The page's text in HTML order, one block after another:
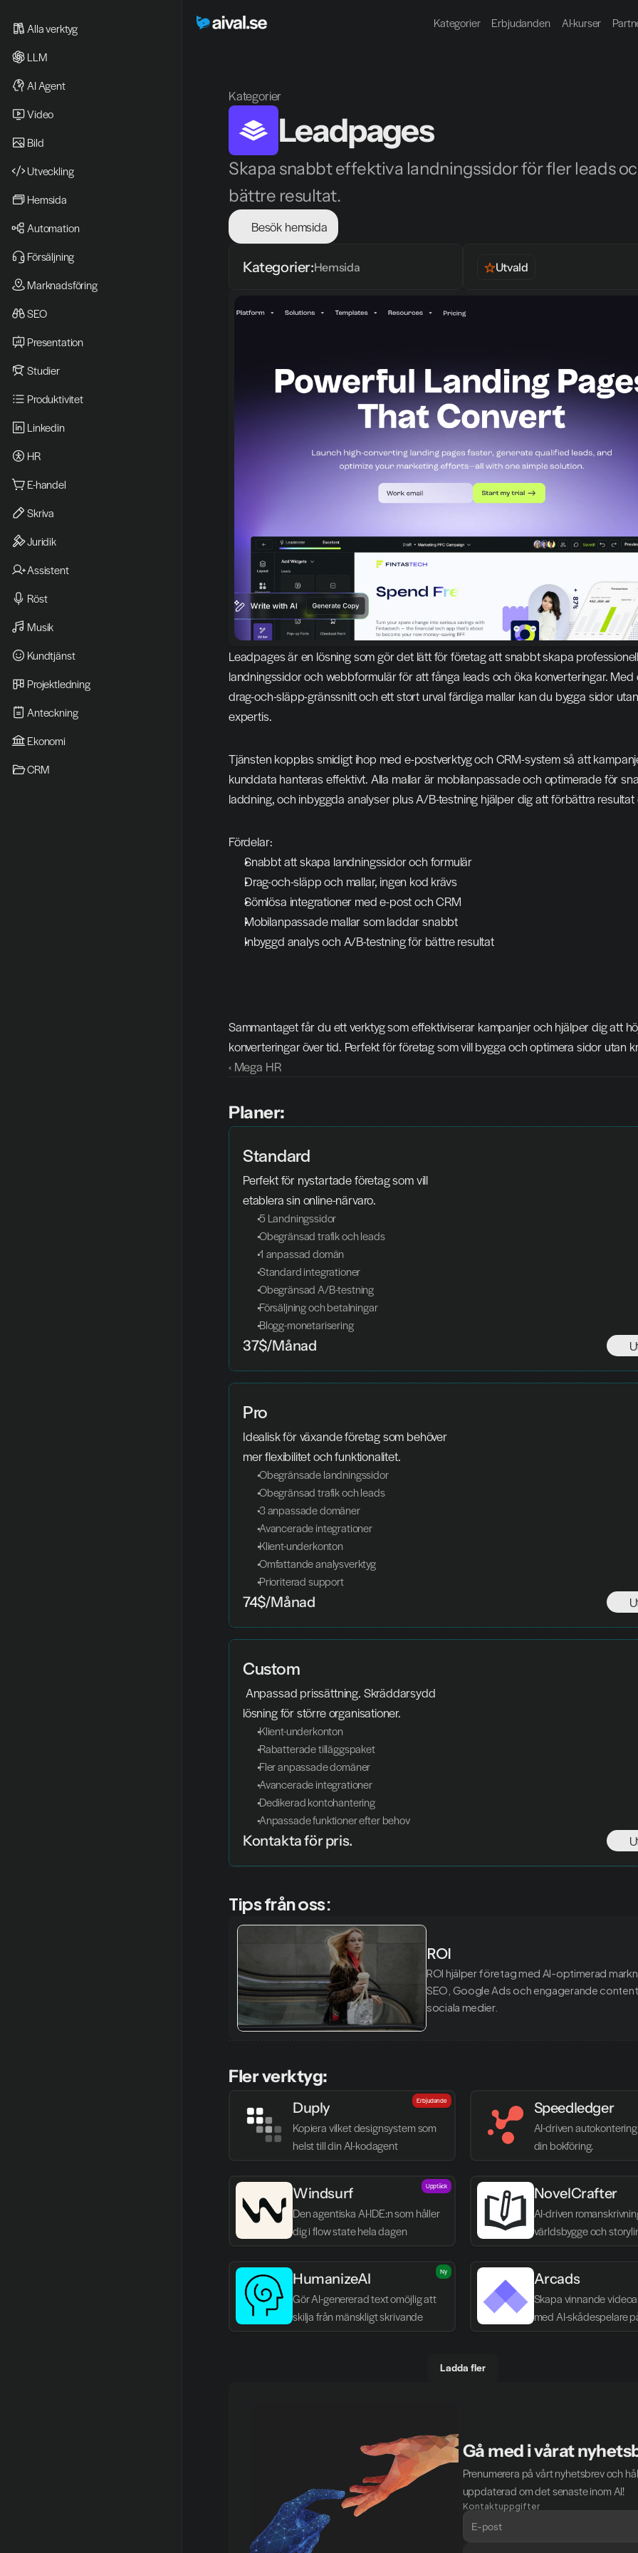
Kategorier Erbjudanden AI-kurser
Alla verktyg
LLM
AI Agent
Video
Bild
Utveckling
Hemsida
Automation
Försäljning
Marknadsföring
SEO
Presentation
Studier
Produktivitet
Linkedin
HR
E-handel
Skriva
Juridik
Assistent
Röst
Musik
Kundtjänst
Projektledning
Anteckning
Ekonomi
CRM
Kategorier
Leadpages
Skapa snabbt effektiva landningssidor för fler leads
bättre resultat.
Besök hemsida
Kategorier:Hemsida Utvald
Leadpages är en lösning som gör det lätt för företag att snabbt skapa
landningssidor och webbformulär för att fånga leads och öka konverteringar. Med
drag-och-släpp-gränssnitt och ett stort urval färdiga mallar kan du bygga sidor
expertis.
Tjänsten kopplas smidigt ihop med e-postverktyg och CRM-system så att
kunddata hanteras effektivt. Alla mallar är mobilanpassade och optimerade för
laddning, och inbyggda analyser plus A/B-testning hjälper dig att förbättra resultat
Fördelar:
Snabbt att skapa landningssidor och formulär
Drag-och-släpp och mallar, ingen kod krävs
Sömlösa integrationer med e-post och CRM
Mobilanpassade mallar som laddar snabbt
Inbyggd analys och A/B-testning för bättre resultat
Sammantaget får du ett verktyg som effektiviserar kampanjer och hjälper dig att
konverteringar över tid. Perfekt för företag som vill bygga och optimera sidor utan
‹ Mega HR
Planer:
Standard
Perfekt för nystartade företag som vill
etablera sin online-närvaro.
5 Landningssidor
Obegränsad trafik och leads
1 anpassad domän
Standard integrationer
Obegränsad A/B-testning
Försäljning och betalningar
Blogg-monetarisering
37$/Månad
Pro
Idealisk för växande företag som behöver
mer flexibilitet och funktionalitet.
Obegränsade landningssidor
Obegränsad trafik och leads
3 anpassade domäner
Avancerade integrationer
Klient-underkonton
Omfattande analysverktyg
Prioriterad support
74$/Månad
Custom
lösning för större organisationer.
Klient-underkonton
Rabatterade tilläggspaket
Fler anpassade domäner
Avancerade integrationer
Dedikerad kontohantering
Anpassade funktioner efter behov
Kontakta för pris.
Tips från oss:
ROI
ROI hjälper företag med AI-optimerad
SEO, Google Ads och engagerande
sociala medier.
Fler verktyg:
Duply
Kopiera vilket designsystem som
helst till din AI-kodagent
Erbjudande Speedledger
AI-driven
din bokföring.
Windsurf
Den agentiska AI-IDE:n som håller
dig i flow state hela dagen
Upptäck NovelCrafter
AI-driven
världsbygge och
HumanizeAI
Gör AI-genererad text omöjlig att
skilja från mänskligt skrivande
Ny Arcads
Skapa vinnande
med AI-skådespelare
Ladda fler
Gå med i vårat
Prenumerera på vårt nyhetsbrev och
uppdaterad om det senaste inom AI!
Kontaktuppgifter